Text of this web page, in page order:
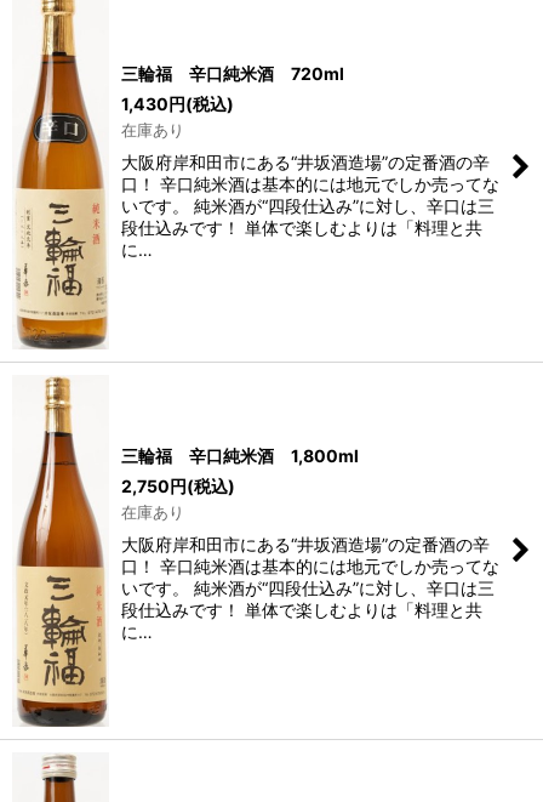
三輪福 辛口純米酒 720ml
1,430円(税込)
在庫あり
大阪府岸和田市にある“井坂酒造場”の定番酒の辛
口！ 辛口純米酒は基本的には地元でしか売ってな
いです。 純米酒が“四段仕込み”に対し、辛口は三
段仕込みです！ 単体で楽しむよりは「料理と共
に…
三輪福 辛口純米酒 1,800ml
2,750円(税込)
在庫あり
大阪府岸和田市にある“井坂酒造場”の定番酒の辛
口！ 辛口純米酒は基本的には地元でしか売ってな
いです。 純米酒が“四段仕込み”に対し、辛口は三
段仕込みです！ 単体で楽しむよりは「料理と共
に…